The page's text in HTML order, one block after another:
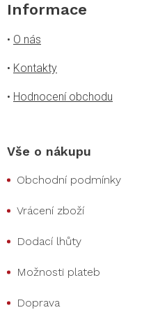
Informace
• O nás
• Kontakty
• Hodnocení obchodu
Vše o nákupu
Obchodní podmínky
Vrácení zboží
Dodací lhůty
Možnosti plateb
Doprava